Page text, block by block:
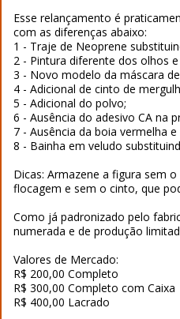
Esse relançamento é
com as diferenças abaixo:
1 - Traje de Neoprene
2 - Pintura diferente dos olhos
3 - Novo modelo da máscara
4 - Adicional de cinto de
5 - Adicional do polvo;
6 - Ausência do adesivo CA na
7 - Ausência da boia vermelha
8 - Bainha em veludo
Dicas: Armazene a figura sem
flocagem e sem o cinto, que
Como já padronizado pelo
numerada e de produção
Valores de Mercado:
R$ 200,00 Completo
R$ 300,00 Completo com Caixa
R$ 400,00 Lacrado